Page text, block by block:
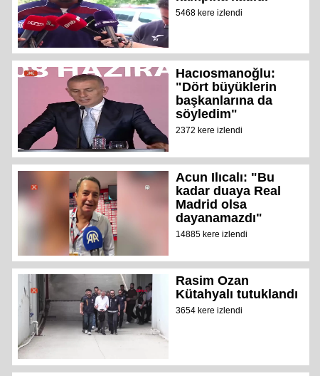
5468 kere izlendi
Hacıosmanoğlu:
"Dört büyüklerin
başkanlarına da
söyledim"
2372 kere izlendi
Acun Ilıcalı: "Bu
kadar duaya Real
Madrid olsa
dayanamazdı"
14885 kere izlendi
Rasim Ozan
Kütahyalı tutuklandı
3654 kere izlendi